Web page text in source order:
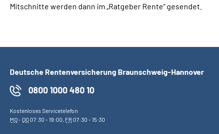
Mitschnitte werden dann im „Ratgeber Rente“ gesendet.
Deutsche Rentenversicherung Braunschweig-Hannover
0800 1000 480 10
Kostenloses Servicetelefon
MO- DO07:30 - 19:00, FR07:30 - 15:30